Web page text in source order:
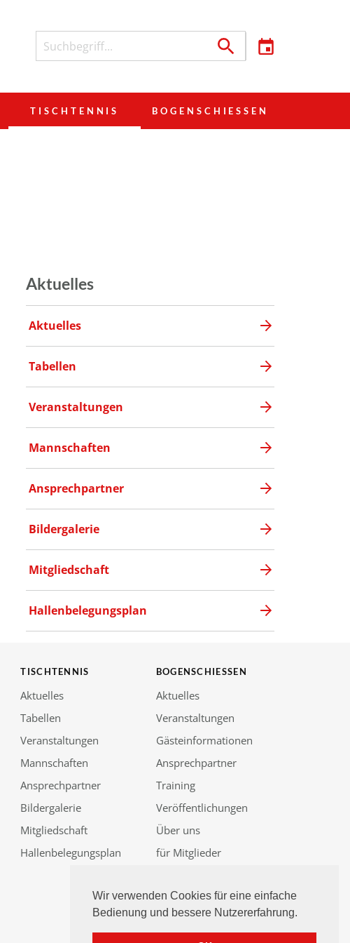
Wir verwenden Cookies für eine einfache
Bedienung und bessere Nutzererfahrung.
TISCHTENNIS BOGENSCHIESSEN
Aktuelles
Aktuelles
Tabellen
Veranstaltungen
Mannschaften
Ansprechpartner
Bildergalerie
Mitgliedschaft
Hallenbelegungsplan
TISCHTENNIS
Aktuelles
Tabellen
Veranstaltungen
Mannschaften
Ansprechpartner
Bildergalerie
Mitgliedschaft
Hallenbelegungsplan
BOGENSCHIESSEN
Aktuelles
Veranstaltungen
Gästeinformationen
Ansprechpartner
Training
Veröffentlichungen
Über uns
für Mitglieder